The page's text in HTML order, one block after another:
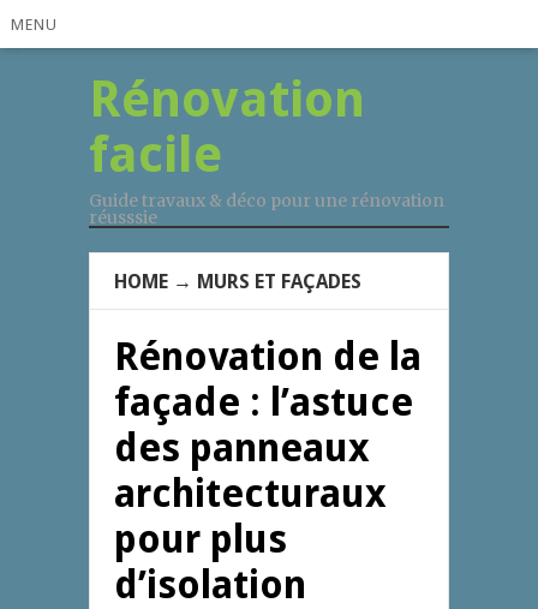
MENU
Rénovation
facile
Guide travaux & déco pour une rénovation
réusssie
HOME → MURS ET FAÇADES
Rénovation de la
façade : l’astuce
des panneaux
architecturaux
pour plus
d’isolation